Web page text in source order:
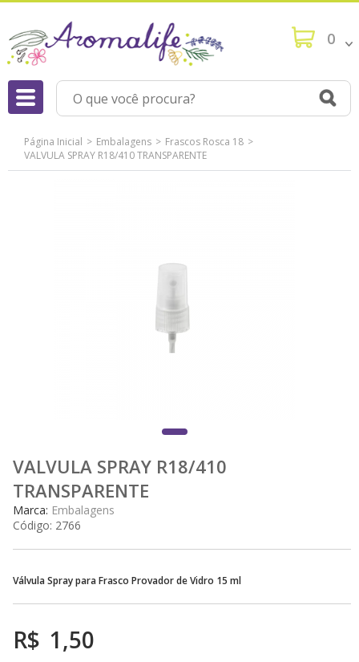
0
Página Inicial Embalagens
Frascos Rosca 18
VALVULA SPRAY R18/410 TRANSPARENTE
VALVULA SPRAY R18/410
TRANSPARENTE
Marca: Embalagens
Código: 2766
Válvula Spray para Frasco Provador de Vidro 15 ml
R$ 1,50